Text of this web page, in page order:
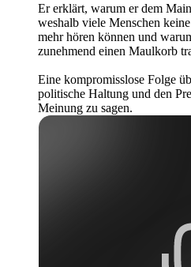
Er erklärt, warum er dem
weshalb viele Menschen
mehr hören können und
zunehmend einen Maulkorb
Eine kompromisslose Folge
politische Haltung und den
Meinung zu sagen.